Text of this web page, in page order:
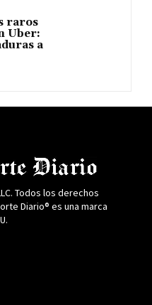
raros
Uber:
a
Todos los derechos
Diario® es una marca